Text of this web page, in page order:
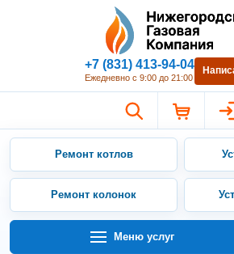
+7 (831) 413-94-04
Ежедневно с 9:00 до 21:00
Ремонт котлов
Ремонт колонок
Меню услуг